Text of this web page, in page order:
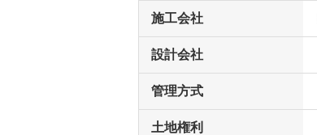
施工会社
設計会社
管理方式
土地権利